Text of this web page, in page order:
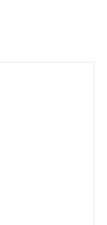
URBANOS